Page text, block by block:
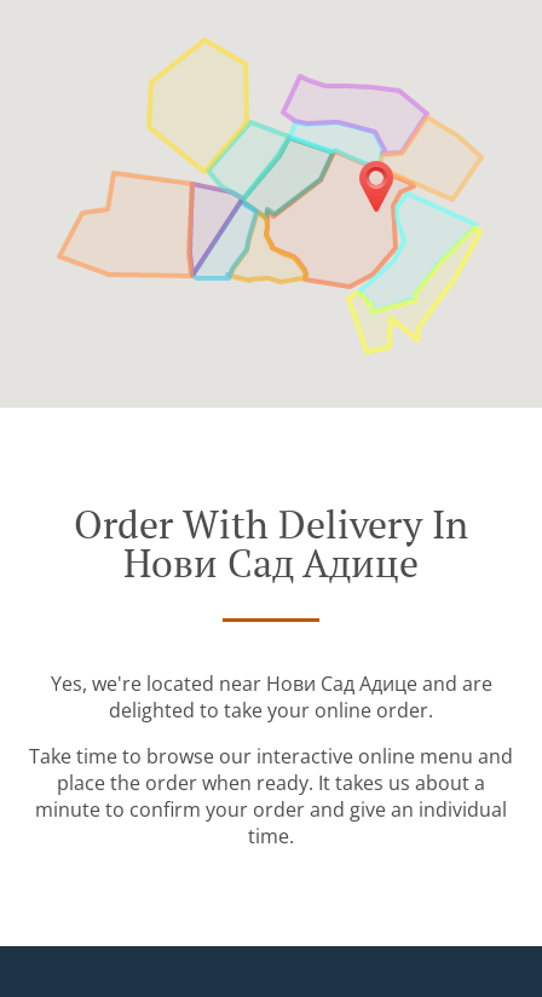
Order With Delivery In
Нови Сад Адице
Yes, we're located near Нови Сад Адице and are
delighted to take your online order.
Take time to browse our interactive online menu and
place the order when ready. It takes us about a
minute to confirm your order and give an individual
time.